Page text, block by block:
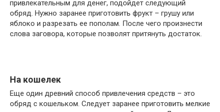
привлекательным для денег, подойдет следующий
обряд. Нужно заранее приготовить фрукт – грушу или
яблоко и разрезать ее пополам. После чего произнести
слова заговора, которые позволят притянуть достаток.
На кошелек
Еще один древний способ привлечения средств – это
обряд с кошельком. Следует заранее приготовить мелкие